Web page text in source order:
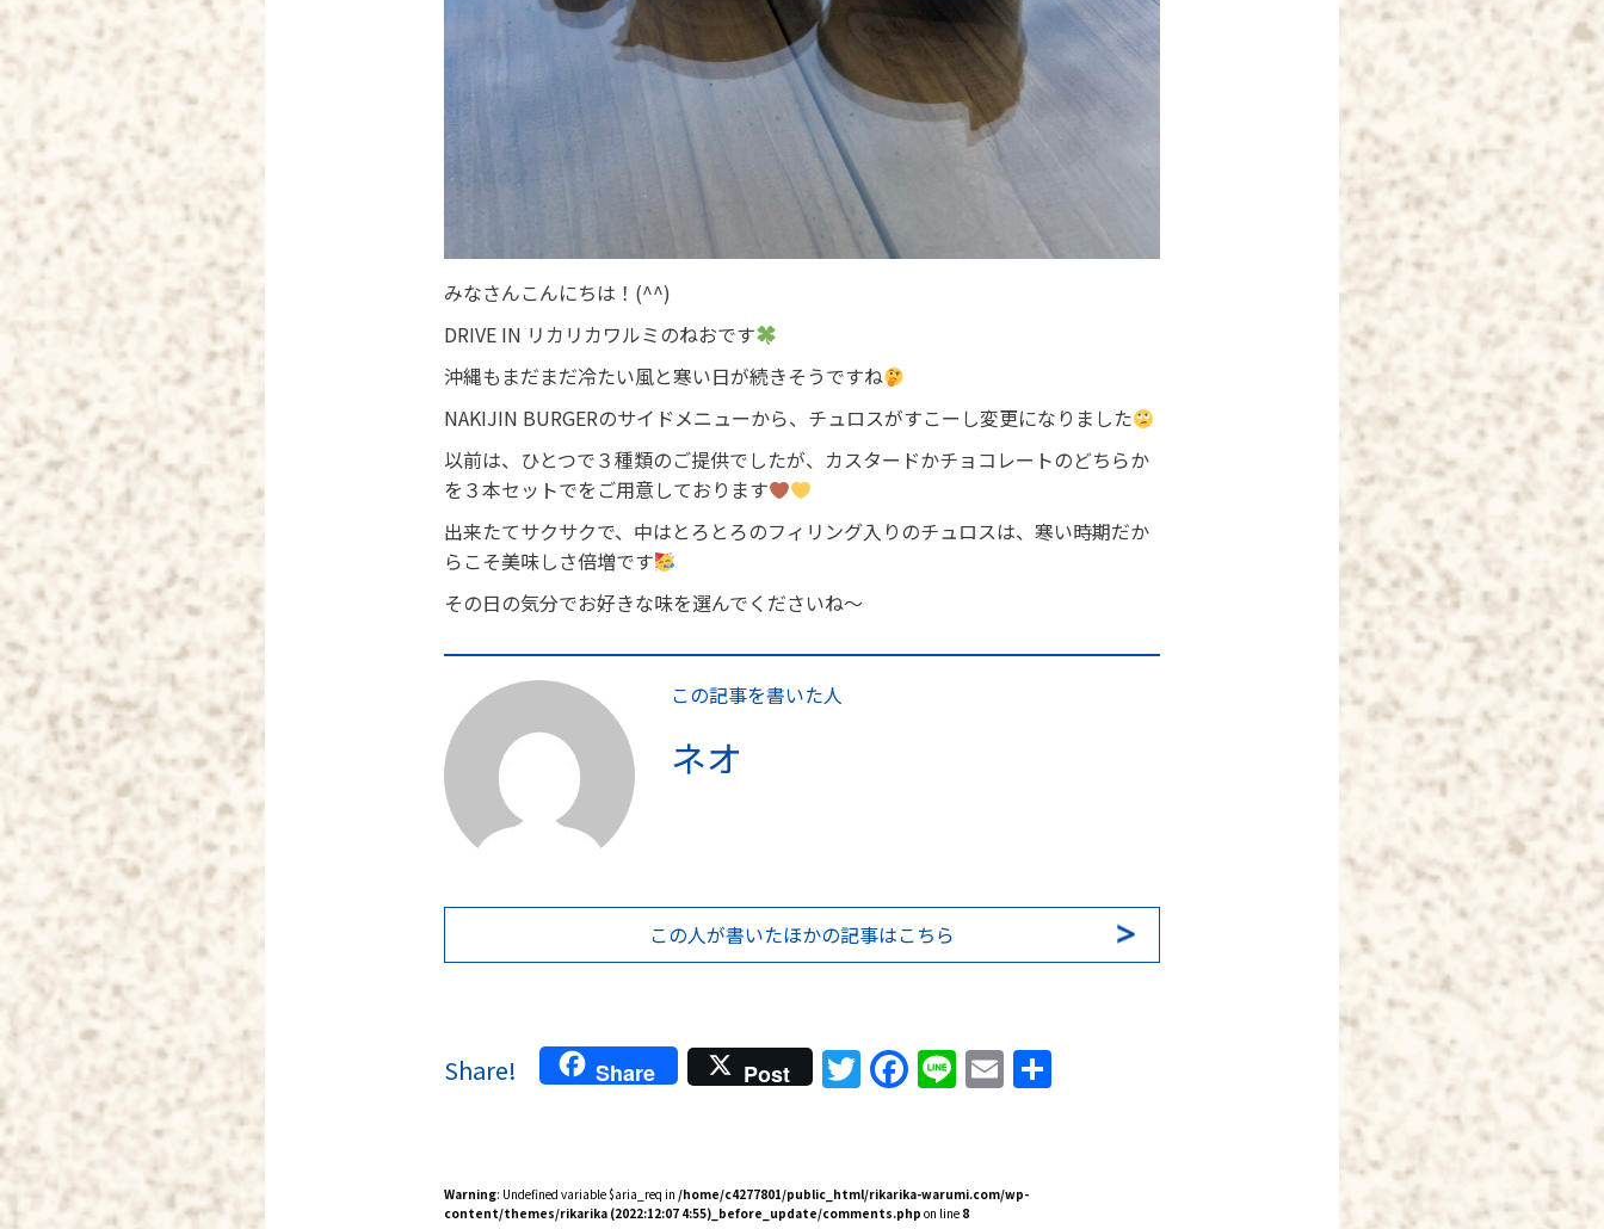
みなさんこんにちは！(^^)
DRIVE IN リカリカワルミのねおです
沖縄もまだまだ冷たい風と寒い日が続きそうですね
NAKIJIN BURGERのサイドメニューから、チュロスがすこーし変更になりました
以前は、ひとつで３種類のご提供でしたが、カスタードかチョコレートのどちらか
を３本セットでをご用意しております
出来たてサクサクで、中はとろとろのフィリング入りのチュロスは、寒い時期だか
らこそ美味しさ倍増です
その日の気分でお好きな味を選んでくださいね〜
この記事を書いた人
ネオ
この人が書いたほかの記事はこちら
Share! Share Post Twitter
Facebook
LineEmail
Warning: Undefined variable $aria_req in /home/c4277801/public_html/rikarika-warumi.com/wp-
content/themes/rikarika (2022:12:07 4:55)_before_update/comments.php on line 8